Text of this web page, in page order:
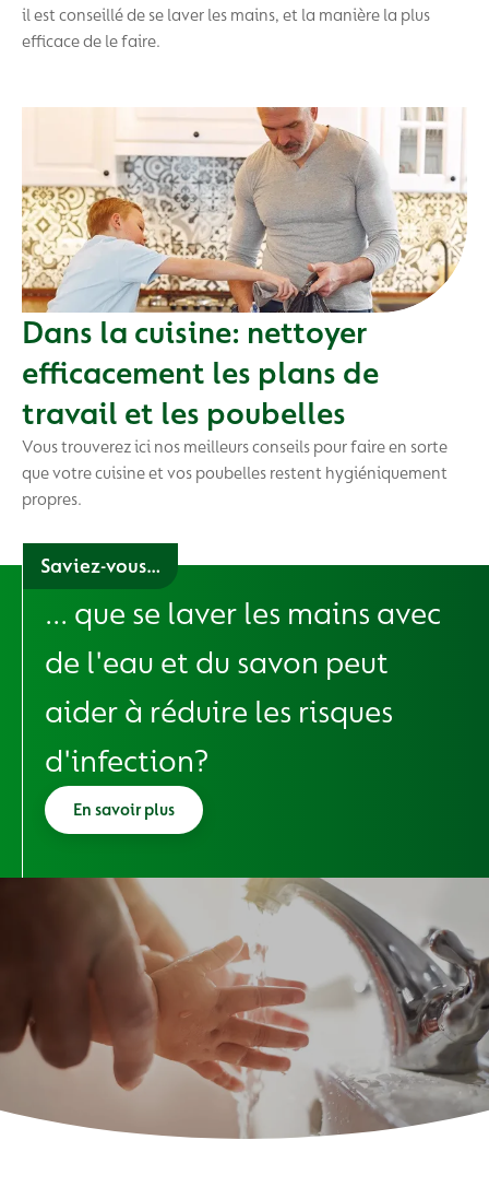
il est conseillé de se laver les mains, et la manière la plus
efficace de le faire.
Dans la cuisine: nettoyer
efficacement les plans de
travail et les poubelles
Vous trouverez ici nos meilleurs conseils pour faire en sorte
que votre cuisine et vos poubelles restent hygiéniquement
propres.
Saviez-vous…
... que se laver les mains avec
de l'eau et du savon peut
aider à réduire les risques
d'infection?
En savoir plus